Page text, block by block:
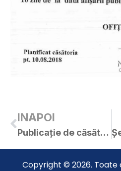
INAPOI
Publicație de căsătorie – Covaci Denis-Robert / Covaci Narcisa
Copyright © 2026.